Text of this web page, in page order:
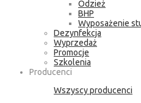
Odzież
BHP
Wyposażenie
Dezynfekcja
Wyprzedaż
Promocje
Szkolenia
Producenci
Wszyscy producenci